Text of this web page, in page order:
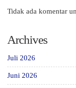
Tidak ada komentar
Archives
Juli 2026
Juni 2026